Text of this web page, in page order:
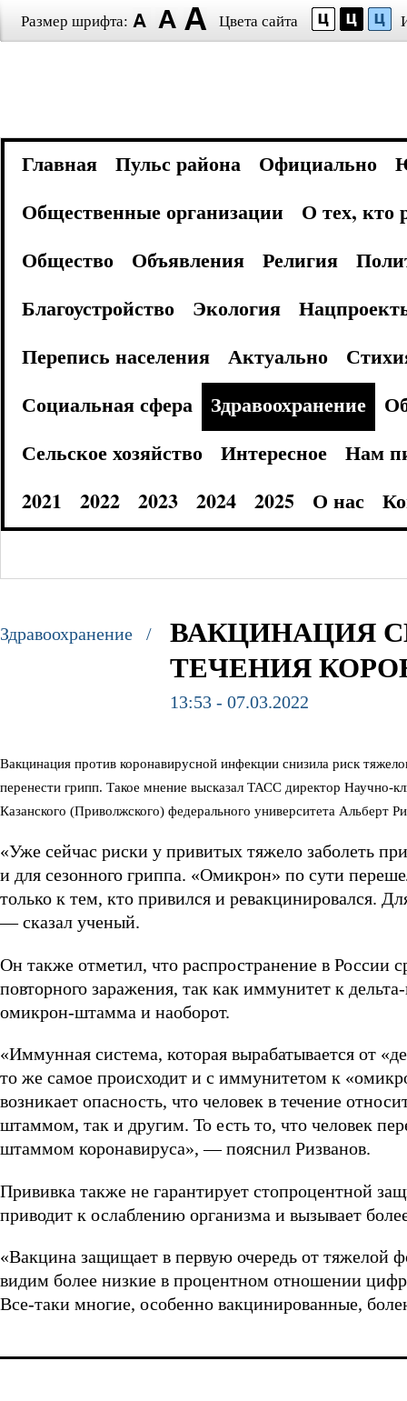
Размер шрифта: Цвета сайта
Главная Пульс района Официально
Общественные организации
О тех, кто
Общество
Объявления Религия
Благоустройство
Экология
Перепись населения
Актуально
Социальная сфера
Здравоохранение
Сельское хозяйство
Интересное
Нам
2021
2022 2023 2024 2025 О нас
Здравоохранение /
ВАКЦИНАЦИЯ
ТЕЧЕНИЯ
13:53 - 07.03.2022
Вакцинация против коронавирусной инфекции снизила риск
перенести грипп. Такое мнение высказал ТАСС директор Научно-
Казанского (Приволжского) федерального университета Альберт
«Уже сейчас риски у привитых тяжело заболеть
и для сезонного гриппа. «Омикрон» по сути
только к тем, кто привился и ревакцинировался.
— сказал ученый.
Он также отметил, что распространение в России
повторного заражения, так как иммунитет к
омикрон-штамма и наоборот.
«Иммунная система, которая вырабатывается от
то же самое происходит и с иммунитетом к
возникает опасность, что человек в течение
штаммом, так и другим. То есть то, что человек
штаммом коронавируса», — пояснил Ризванов.
Прививка также не гарантирует стопроцентной
приводит к ослаблению организма и вызывает
«Вакцина защищает в первую очередь от тяжелой
видим более низкие в процентном отношении
Все-таки многие, особенно вакцинированные,